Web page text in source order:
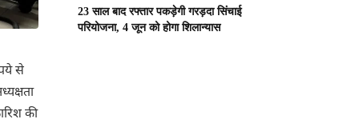
से
की
23 साल बाद रफ्तार पकड़ेगी गरड़दा सिंचाई
परियोजना, 4 जून को होगा शिलान्यास